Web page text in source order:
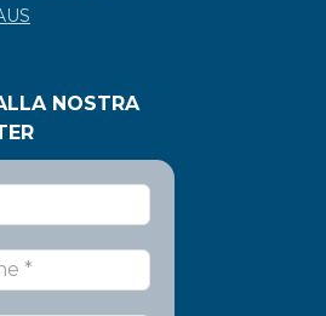
NOSTRA